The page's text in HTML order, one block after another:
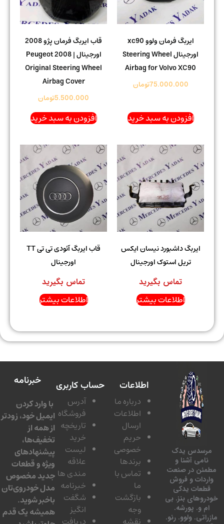
ایربگ فرمان ولوو xc90
اورجینال Steering Wheel
Airbag for Volvo XC90
75.000.000تومان
افزودن به سبد خرید
قاب ایربگ فرمان پژو 2008
اورجینال | Peugeot 2008
Original Steering Wheel
Airbag Cover
5.500.000تومان
افزودن به سبد خرید
ایربگ داشبورد نیسان ایکس
تریل استوک اورجینال
تماس بگیرید
اطلاعات بیشتر
قاب ایربگ آئودی تی تی TT
اورجینال
تماس بگیرید
اطلاعات بیشتر
یدک
آشنا و
در صنعت
و فروش
یدکی
بنز. بی
و. پورشه.
ولوو. رنو.
اطلاعات
درباره ما
اطلاعات
ارسال
حریم
خصوصی
برندها
تماس با
بازگشت
حساب کاربری
آدرس
فروشگاه
تاریخچه
لیست
مندی ها
خبرنامه
شگفت
خبرنامه
با وارد کردن
ایمیل خود، زودتر
از همه از
تخفیف‌ها،
پیشنهادهای
ویژه و قطعات
جدید مخصوص
مدل خودروی‌تان
باخبر شوید.
همیشه یک قدم